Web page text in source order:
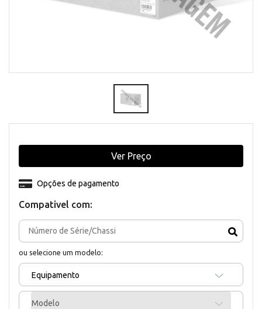
Compativel com:
ou selecione um modelo:
Equipamento
Modelo
Opções de pagamento
Ver Preço